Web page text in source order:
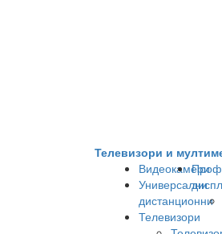
Телевизори и
Видеокамери
Универсални
дистанционни
Телевизори